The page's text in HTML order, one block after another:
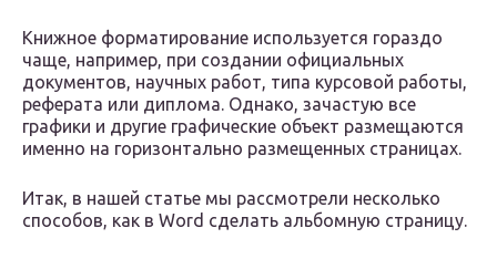
Книжное форматирование используется гораздо
чаще, например, при создании официальных
документов, научных работ, типа курсовой работы,
реферата или диплома. Однако, зачастую все
графики и другие графические объект размещаются
именно на горизонтально размещенных страницах.
Итак, в нашей статье мы рассмотрели несколько
способов, как в Word сделать альбомную страницу.